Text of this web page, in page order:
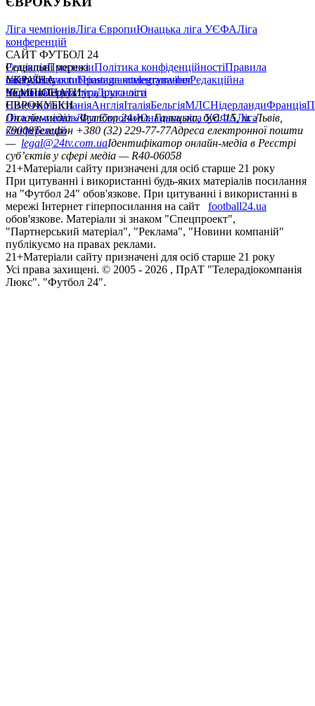
Ліга чемпіонівЛіга ЄвропиЮнацька ліга УЄФАЛіга
конференцій
САЙТ ФУТБОЛ 24
РедакціяПрогнозиПолітика конфіденційностіПравила
сайтуКонтактиПравила коментуванняРедакційна
політикаСтруктура власності
Соціальні мережі
facebookxyoutubeinstagramtelegramviber
УКРАЇНА
УкраїнаПерша лігаДруга ліга
ЧЕМПІОНАТИ
НімеччинаІспаніяАнгліяІталіяБельгіяМЛСНідерландиФранція
ЄВРОКУБКИ
Ліга чемпіонівЛіга ЄвропиЮнацька ліга УЄФАЛіга
конференцій
Онлайн-медіа «Футбол 24»пл. Галицька, буд. 15, м. Львів,
79008Телефон +380 (32) 229-77-77Адреса електронної пошти
— legal@24tv.com.uaІдентифікатор онлайн-медіа в Реєстрі
суб’єктів у сфері медіа — R40-06058
21+Матеріали сайту призначені для осіб старше 21 року
При цитуванні і використанні будь-яких матеріалів посилання
на "Футбол 24" обов'язкове. При цитуванні і використанні в
мережі Інтернет гіперпосилання на сайт
football24.ua
обов'язкове. Матеріали зі знаком "Спецпроект",
"Партнерський матеріал", "Реклама", "Новини компаній"
публікуємо на правах реклами.
21+Матеріали сайту призначені для осіб старше 21 року
Усi права захищенi. © 2005 - 2026 , ПрАТ "Телерадіокомпанія
Люкс". "Футбол 24".